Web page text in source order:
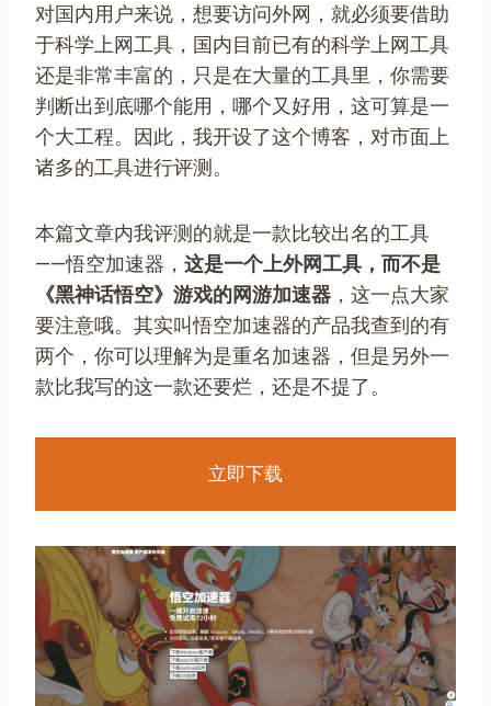
对国内用户来说，想要访问外网，就必须要借助
于科学上网工具，国内目前已有的科学上网工具
还是非常丰富的，只是在大量的工具里，你需要
判断出到底哪个能用，哪个又好用，这可算是一
个大工程。因此，我开设了这个博客，对市面上
诸多的工具进行评测。
本篇文章内我评测的就是一款比较出名的工具
——悟空加速器， 这是一个上外网工具，而不是
《黑神话悟空》游戏的网游加速器 ，这一点大家
要注意哦。其实叫悟空加速器的产品我查到的有
两个，你可以理解为是重名加速器，但是另外一
款比我写的这一款还要烂，还是不提了。
立即下载